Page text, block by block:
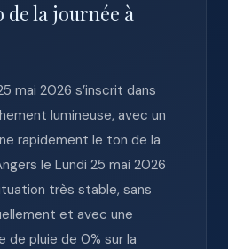
la journée à
mai 2026 s’inscrit dans
lumineuse, avec un
rapidement le ton de la
le Lundi 25 mai 2026
très stable, sans
et avec une
de pluie de 0% sur la